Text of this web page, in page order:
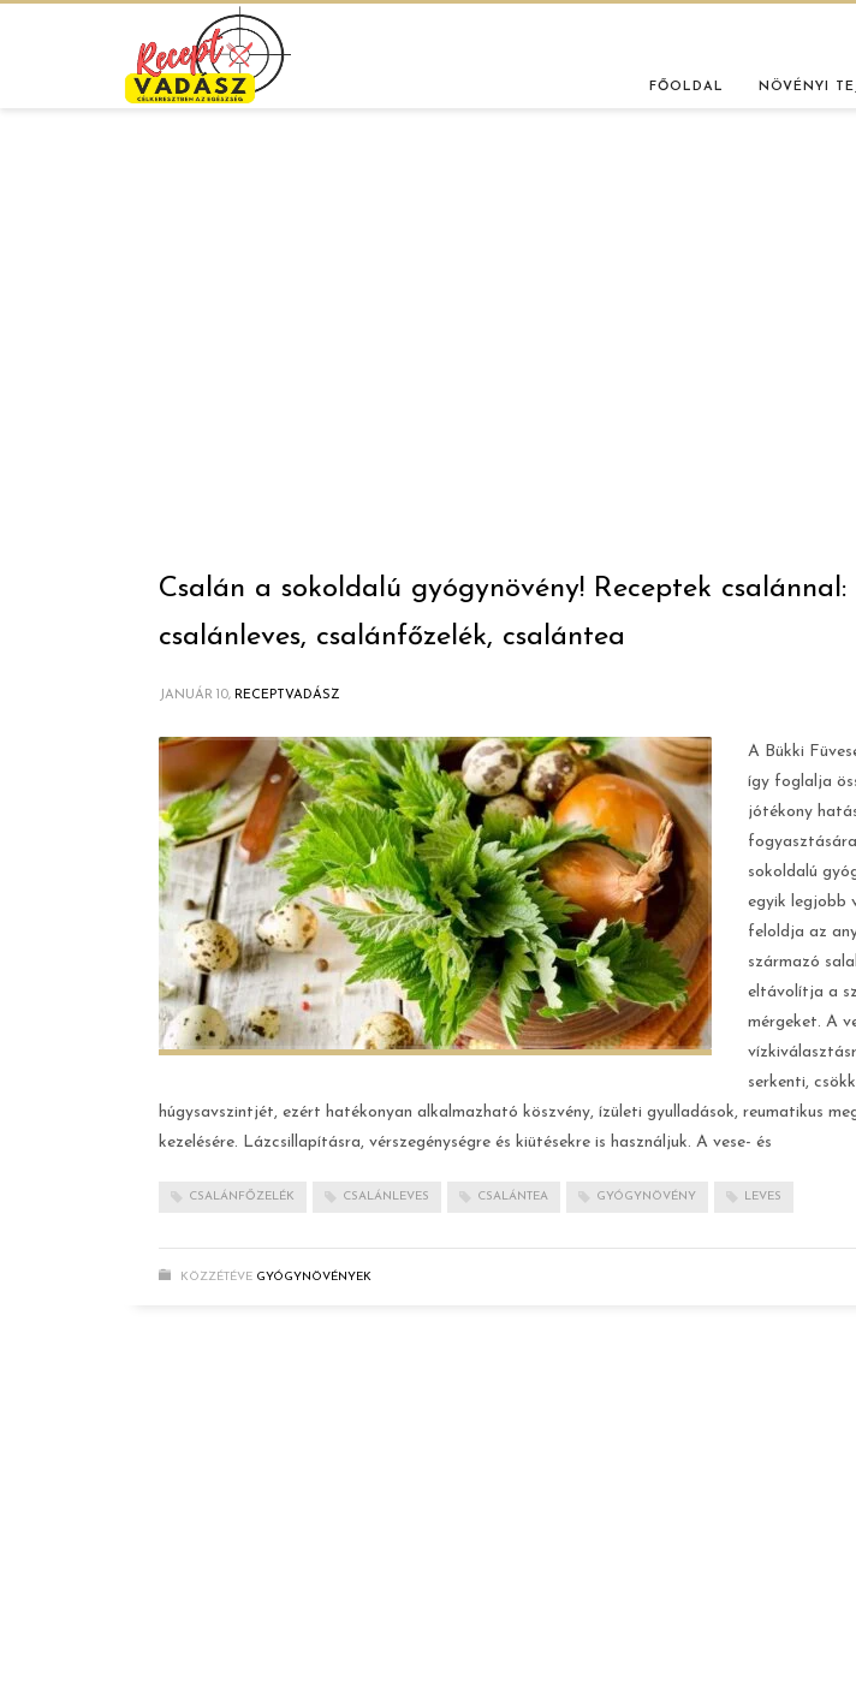
FŐOLDAL NÖVÉNYI
Csalán a sokoldalú gyógynövény! Receptek csalánnal:
csalánleves, csalánfőzelék, csalántea
JANUÁR 10, RECEPTVADÁSZ
A Bükki
így foglalja
jótékony
sokoldalú
egyik legjobb
feloldja az
származó
eltávolítja a
mérgeket. A
serkenti,
húgysavszintjét, ezért hatékonyan alkalmazható köszvény, ízületi gyulladások, reumatikus
kezelésére. Lázcsillapításra, vérszegénységre és kiütésekre is használjuk. A vese- és
CSALÁNFŐZELÉK CSALÁNLEVES CSALÁNTEA GYÓGYNÖVÉNY LEVES
KÖZZÉTÉVE GYÓGYNÖVÉNYEK